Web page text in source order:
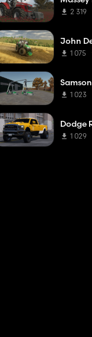
2 319
John
1 075
1 023
Dodge
1 029